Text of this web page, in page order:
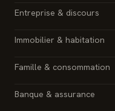
Entreprise & discours
Immobilier & habitation
Famille & consommation
Banque & assurance